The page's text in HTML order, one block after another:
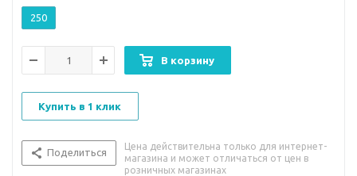
250
В корзину
Купить в 1 клик
Поделиться
Цена действительна только для интернет-
магазина и может отличаться от цен в
розничных магазинах